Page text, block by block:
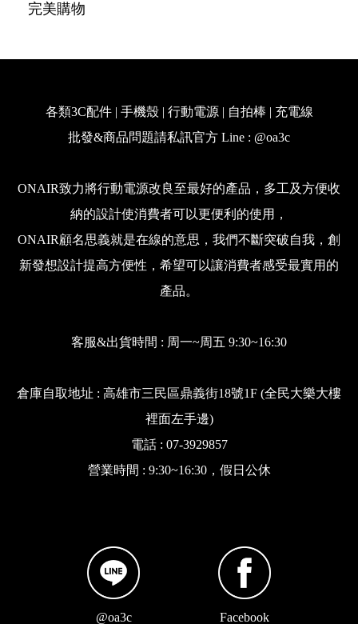
完美購物
各類3C配件 | 手機殼 | 行動電源 | 自拍棒 | 充電線
批發&商品問題請私訊官方 Line : @oa3c
ONAIR致力將行動電源改良至最好的產品，多工及方便收
納的設計使消費者可以更便利的使用，
ONAIR顧名思義就是在線的意思，我們不斷突破自我，創
新發想設計提高方便性，希望可以讓消費者感受最實用的
產品。
客服&出貨時間 : 周一~周五 9:30~16:30
倉庫自取地址 : 高雄市三民區鼎義街18號1F (全民大樂大樓
裡面左手邊)
電話 : 07-3929857
營業時間 : 9:30~16:30，假日公休
@oa3c Facebook